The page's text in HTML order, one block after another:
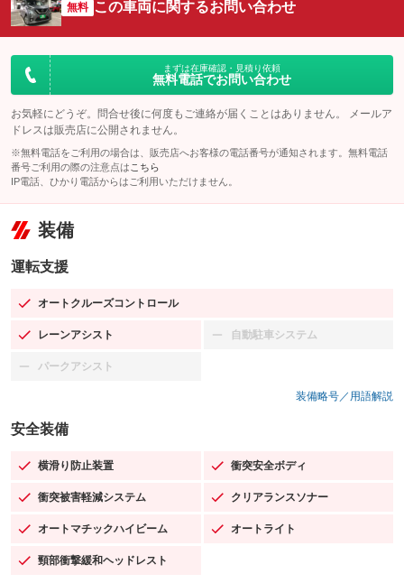
無料 この車両に関するお問い合わせ
まずは在庫確認・見積り依頼
無料電話でお問い合わせ
お気軽にどうぞ。問合せ後に何度もご連絡が届くことはありません。 メールア
ドレスは販売店に公開されません。
※無料電話をご利用の場合は、販売店へお客様の電話番号が通知されます。無料電話
番号ご利用の際の注意点は こちら
IP電話、ひかり電話からはご利用いただけません。
装備
運転支援
オートクルーズコントロール
：装備あり
レーンアシスト
：装備あり 自動駐車システム
：装備なし
パークアシスト
：装備なし
装備略号／用語解説
安全装備
横滑り防止装置
：装備あり 衝突安全ボディ
：装備あり
衝突被害軽減システム
：装備あり クリアランスソナー
：装備あり
オートマチックハイビーム
：装備あり オートライト
：装備あり
頸部衝撃緩和ヘッドレスト
：装備あり